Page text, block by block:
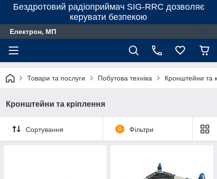
Бездротовий радіоприймач SIG-RRC дозволяє
керувати безпекою
Електрон, МП
Товари та послуги Побутова техніка Кронштейни та
Кронштейни та кріплення
Сортування 0 Фільтри